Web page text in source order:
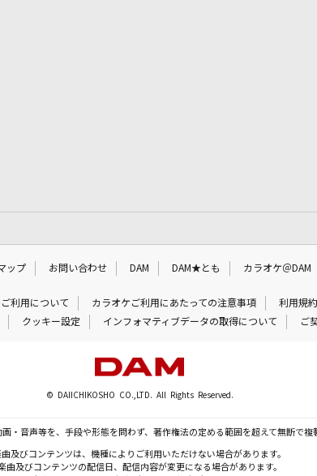
ップ お問い合わせ DAM DAM★とも カラオケ＠DAM
利用について カラオケご利用にあたっての注意事項
利用規約
クッキー設定 インフォマティブデータの取得について ご
© DAIICHIKOSHO CO.,LTD. All Rights Reserved.
・音声等を、手段や形態を問わず、著作権法の定める範囲を超えて無断で複
曲及びコンテンツは、機種によりご利用いただけない場合があります。
曲及びコンテンツの配信日、配信内容が変更になる場合があります。